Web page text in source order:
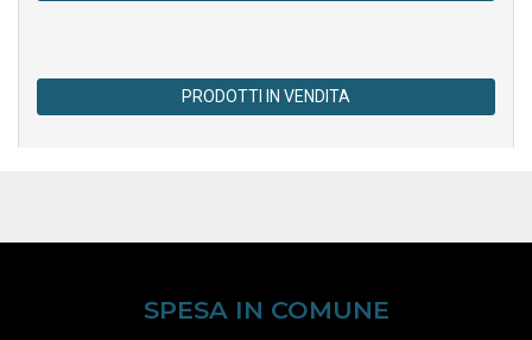
PRODOTTI IN VENDITA
SPESA IN COMUNE